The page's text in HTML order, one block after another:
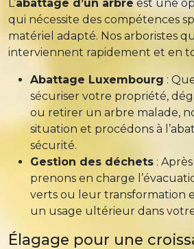
L’abattage d’un arbreest une
qui nécessite des compétences
matériel adapté. Nos arboristes
interviennent rapidement et en
Abattage Luxembourg :
sécuriser votre propriété,
ou retirer un arbre malade,
situation et procédons à
sécurité.
Gestion des déchets :
prenons en charge
verts ou leur transformation
un usage ultérieur dans
Élagage pour une